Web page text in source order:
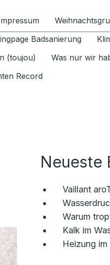
für Datenschutz
Badsanierung
(toujou) Was nur wir
Record
Neueste
Vaillant
Warum
Kalk im
Heizung